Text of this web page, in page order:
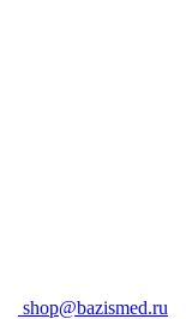
shop@bazismed.ru